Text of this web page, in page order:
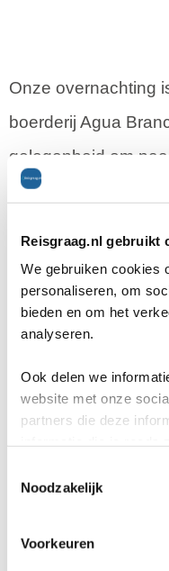
Reisgraag.nl gebruikt
We gebruiken cookies
personaliseren, om
bieden en om het
analyseren.
Ook delen we
website met onze
partners die deze
Noodzakelijk
Voorkeuren
Onze overnachting
boerderij Agua
gelegenheid om
verkoeling te
middag hebben we
voor ons op te
forró geleerd.
Dag 6: De ochtend
jeepsafari. Deze
lunch van deze
Daarna gaan we